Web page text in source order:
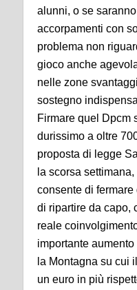
alunni, o se
accorpamenti con
problema non
gioco anche
nelle zone
sostegno
Firmare quel Dpcm
durissimo a oltre
proposta di legge
la scorsa
consente di
di ripartire da capo,
reale
importante
la Montagna su cui
un euro in più